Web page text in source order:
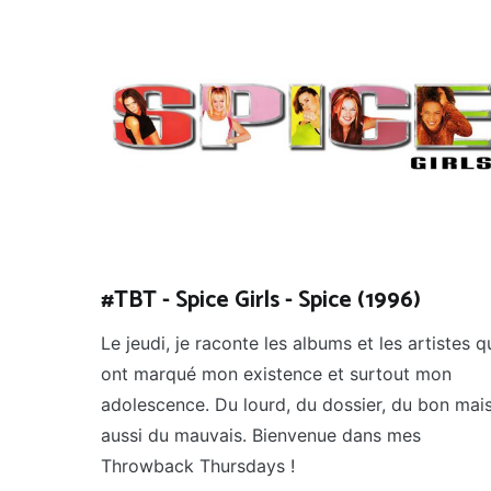
#TBT - Spice Girls - Spice (1996)
Le jeudi, je raconte les albums et les artistes
ont marqué mon existence et surtout mon
adolescence. Du lourd, du dossier, du bon
aussi du mauvais. Bienvenue dans mes
Throwback Thursdays !